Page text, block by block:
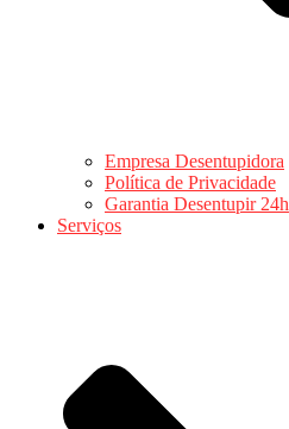
Empresa Desentupidora
Política de Privacidade
Garantia Desentupir 24h
Serviços